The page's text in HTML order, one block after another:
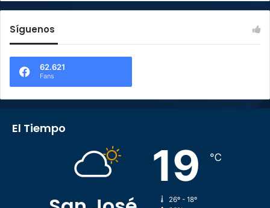
Síguenos
62.621
Fans
El Tiempo
19 ℃
26º - 18º